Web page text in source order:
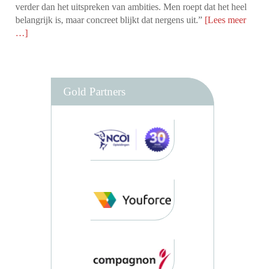
verder dan het uitspreken van ambities. Men roept dat het heel
belangrijk is, maar concreet blijkt dat nergens uit.” [Lees meer
…]
Gold Partners